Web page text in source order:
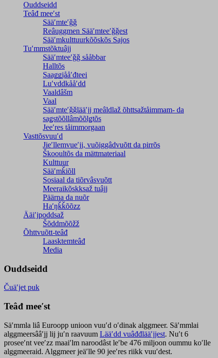
Ouddseidd
Teâđ meeʹst
Sääʹmteʹǧǧ
Reâuggmen Sääʹmteeʹǧǧest
Sääʹmkulttuurkõõskõs Sajos
Tuʹmmstõktuâjj
Sääʹmteeʹǧǧ sååbbar
Halltõs
Saaǥǥjååʹđteei
Luʹvddkååʹdd
Vaaldâšm
Vaal
Sääʹmteʹǧǧlääʹjj meâldlaž õhttsažtåimmam- da
saǥstõõllâmõõlǥtõs
Jeeʹres tåimmorgaan
Vasttõsvuuʹd
Jieʹllemvueʹjj, vuõiggâdvuõtt da pirrõs
Škooultõs da mättmateriaal
Kulttuur
Sääʹmǩiõll
Sosiaal da tiõrvâsvuõtt
Meeraikõskksaž tuâjj
Päärna da nuõr
Haʹŋǩǩõõzz
Ääiʹjpoddsaž
Šõddmõõžž
Õhttvuõtt-teâđ
Laasktemteâđ
Media
Ouddseidd
Čuäʹjet puk
Teâđ meeʹst
Säʹmmla liâ Euroopp unioon vuuʹd oʹdinak alggmeer. Säʹmmlai
alggmeersââʹjj lij juʹn raavuum Lääʹdd vuâđđlääʹjjest. Nuʹt 6
proseeʹnt veeʹzz maaiʹlm naroodâst leʹbe 476 miljoon oummu koʹlle
alggmeeraid. Alggmeer jeäʹlle 90 jeeʹres riikk vuuʹdest.